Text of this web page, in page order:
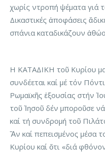
χωρίς ντροπή ψέματα γιά
Δικαστικές ἀποφάσεις
σπάνια καταδικάζουν
Η ΚΑΤΑΔΙΚΗ τοῦ Κυρίου
συνδέεται καί μέ τόν
Ρωμαϊκῆς ἐξουσίας στήν
τοῦ Ἰησοῦ δέν μποροῦσε νά
καί τή συνδρομή τοῦ
Ἄν καί πεπεισμένος μέσα
Κυρίου καί ὅτι «διά